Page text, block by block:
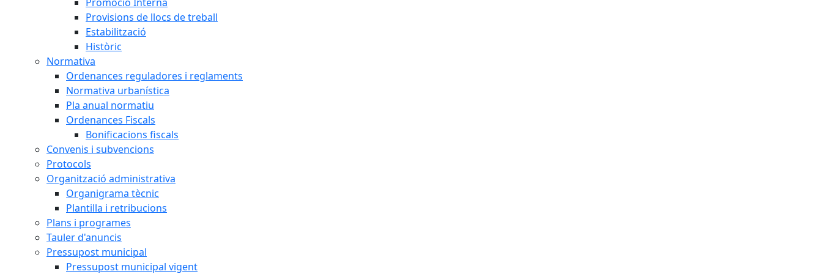
Provisions de llocs de treball
Estabilització
Històric
Normativa
Ordenances reguladores i reglaments
Normativa urbanística
Pla anual normatiu
Ordenances Fiscals
Bonificacions fiscals
Convenis i subvencions
Protocols
Organització administrativa
Organigrama tècnic
Plantilla i retribucions
Plans i programes
Tauler d'anuncis
Pressupost municipal
Pressupost municipal vigent